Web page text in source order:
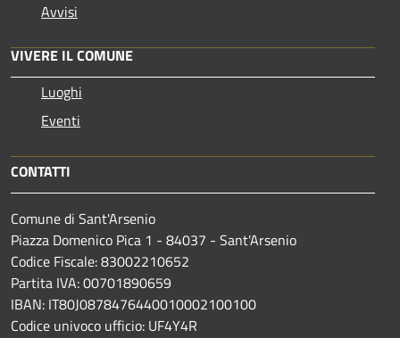
Avvisi
VIVERE IL COMUNE
Luoghi
Eventi
CONTATTI
Comune di Sant'Arsenio
Piazza Domenico Pica 1 - 84037 - Sant'Arsenio
Codice Fiscale: 83002210652
Partita IVA: 00701890659
IBAN: IT80J0878476440010002100100
Codice univoco ufficio: UF4Y4R